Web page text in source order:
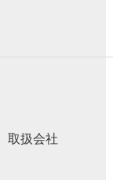
取扱会社